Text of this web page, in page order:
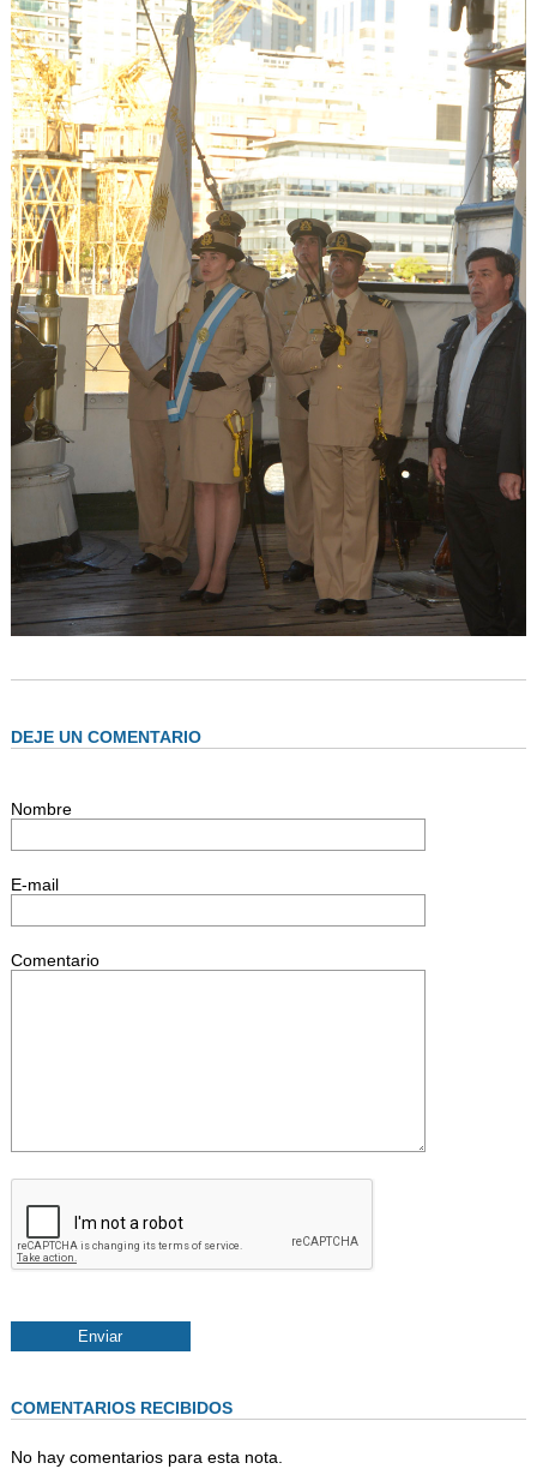
DEJE UN COMENTARIO
Nombre
E-mail
Comentario
COMENTARIOS RECIBIDOS
No hay comentarios para esta nota.